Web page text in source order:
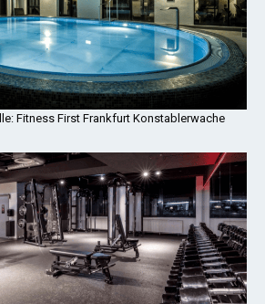
Fitness First Frankfurt Konstablerwache